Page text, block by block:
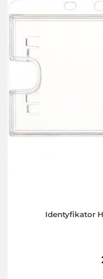
Identyfikator